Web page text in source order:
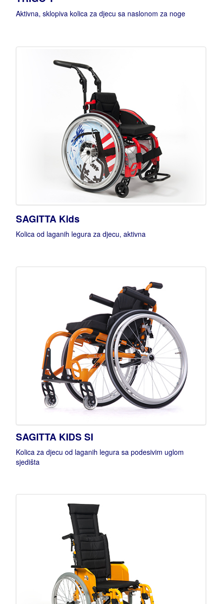
Aktivna, sklopiva kolica za djecu sa naslonom za noge
SAGITTA Kids
Kolica od laganih legura za djecu, aktivna
SAGITTA KIDS SI
Kolica za djecu od laganih legura sa podesivim uglom
sjedišta